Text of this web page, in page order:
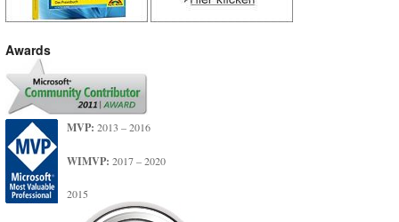
Awards
MVP: 2013 – 2016
WIMVP: 2017 – 2020
2015